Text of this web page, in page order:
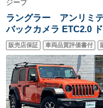
ジープ
ラングラー アンリミ
バックカメラ ETC2.0
販売店保証 車両品質評価書付